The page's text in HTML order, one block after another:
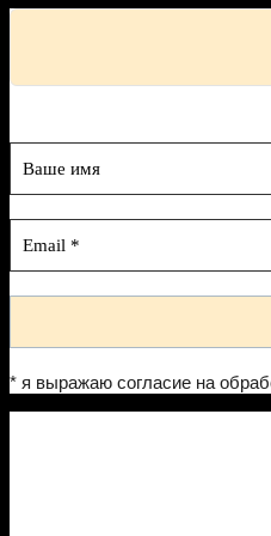
* я выражаю согласие на